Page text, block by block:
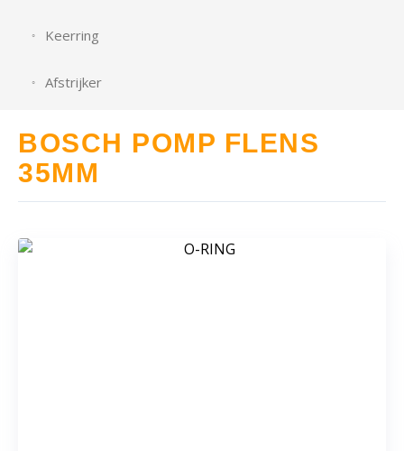
Keerring
Afstrijker
BOSCH POMP FLENS
35MM